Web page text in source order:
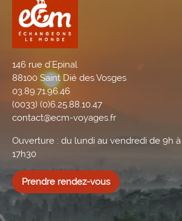
146 rue d'Epinal
88100 Saint Dié des Vosges
03.89.71.96.46
(0033) (0)6.25.88.10.47
contact@ecm-voyages.fr
Ouverture : du lundi au vendredi de 9h à
17h30
Prendre rendez-vous